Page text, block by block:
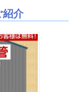
介